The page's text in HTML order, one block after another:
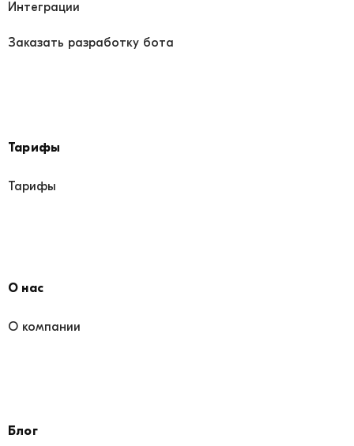
Интеграции
Заказать разработку бота
Тарифы
Тарифы
О нас
О компании
Блог